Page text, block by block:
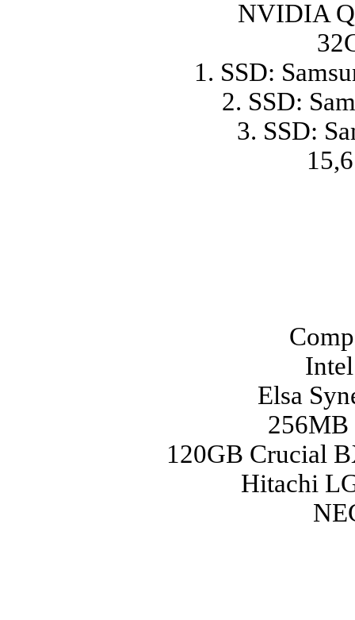
NVIDIA
1. SSD:
2. SSD:
3. SSD:
Elsa
256MB
120GB Crucial
Hitachi